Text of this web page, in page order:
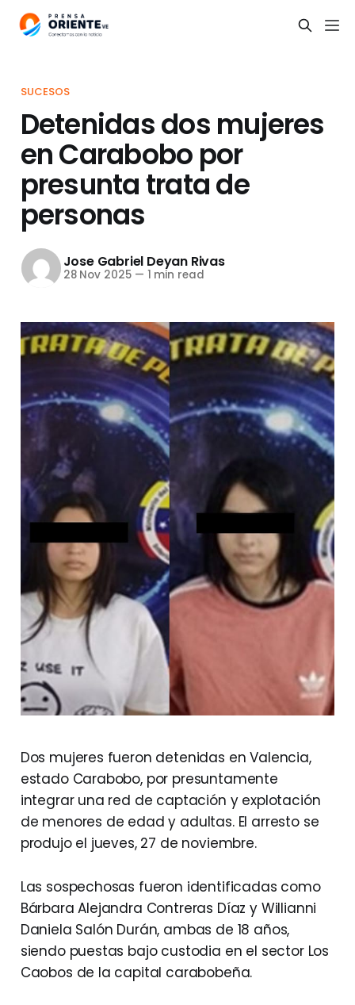
SUCESOS
Detenidas dos mujeres
en Carabobo por
presunta trata de
personas
Jose Gabriel Deyan Rivas
28 Nov 2025 — 1 min read
Dos mujeres fueron detenidas en Valencia,
estado Carabobo, por presuntamente
integrar una red de captación y explotación
de menores de edad y adultas. El arresto se
produjo el jueves, 27 de noviembre.
Las sospechosas fueron identificadas como
Bárbara Alejandra Contreras Díaz y Willianni
Daniela Salón Durán, ambas de 18 años,
siendo puestas bajo custodia en el sector Los
Caobos de la capital carabobeña.